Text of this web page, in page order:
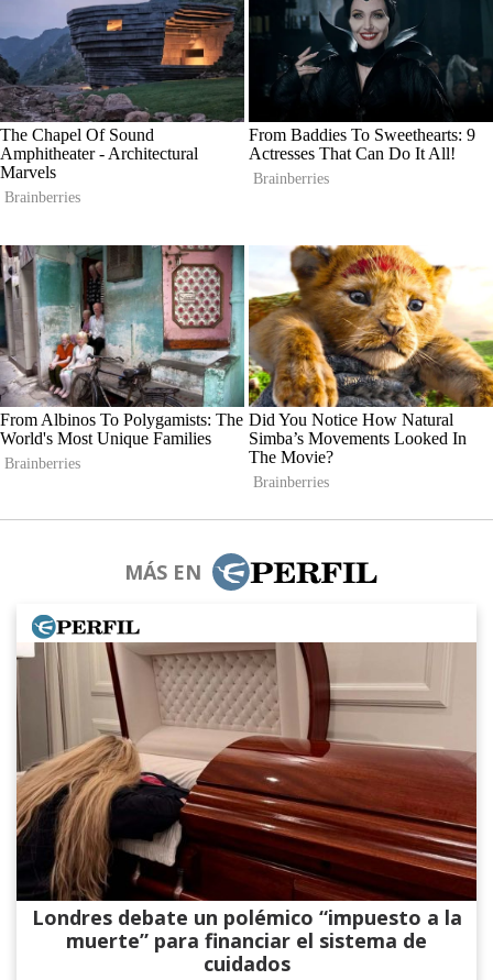
MÁS EN
Londres debate un polémico “impuesto a la
muerte” para financiar el sistema de
cuidados